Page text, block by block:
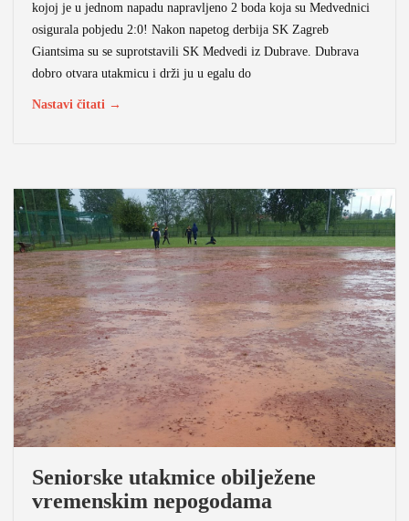
kojoj je u jednom napadu napravljeno 2 boda koja su Medvednici
osigurala pobjedu 2:0! Nakon napetog derbija SK Zagreb
Giantsima su se suprotstavili SK Medvedi iz Dubrave. Dubrava
dobro otvara utakmicu i drži ju u egalu do
Nastavi čitati →
Seniorske utakmice obilježene
vremenskim nepogodama